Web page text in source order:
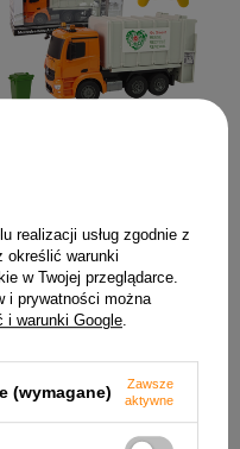
realizacji usług zgodnie z
określić warunki
w Twojej przeglądarce.
i prywatności można
i warunki Google
(wymagane)
Zawsze
aktywne